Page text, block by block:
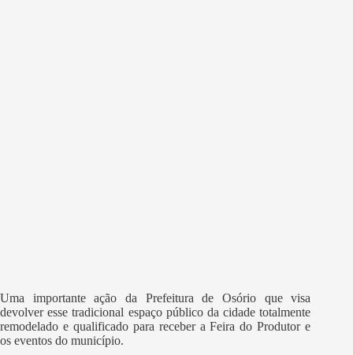
Uma importante ação da Prefeitura de Osório que visa
devolver esse tradicional espaço público da cidade totalmente
remodelado e qualificado para receber a Feira do Produtor e
os eventos do município.